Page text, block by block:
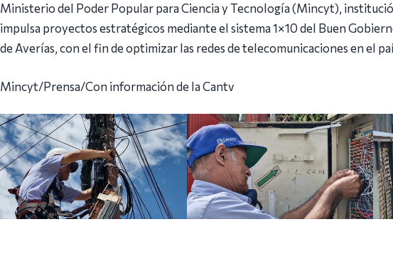
Ministerio del Poder Popular para Ciencia y Tecnología (Mincyt),
impulsa proyectos estratégicos mediante el sistema 1×10 del Buen
de Averías, con el fin de optimizar las redes de telecomunicaciones en el
Mincyt/Prensa/Con información de la Cantv